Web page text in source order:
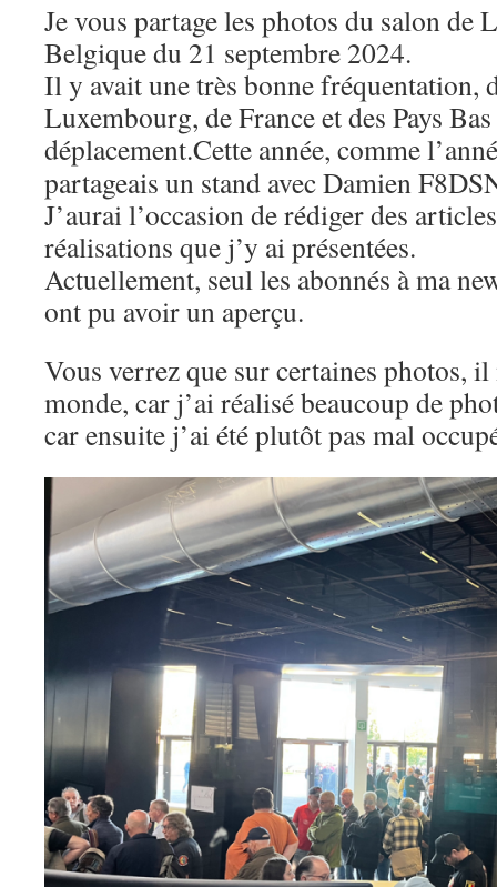
Je vous partage les photos du salon de
Belgique du 21 septembre 2024.
Il y avait une très bonne fréquentation,
Luxembourg, de France et des Pays
déplacement.Cette année, comme
partageais un stand avec Damien
J’aurai l’occasion de rédiger des
réalisations que j’y ai présentées.
Actuellement, seul les abonnés à ma
ont pu avoir un aperçu.
Vous verrez que sur certaines photos, il
monde, car j’ai réalisé beaucoup de
car ensuite j’ai été plutôt pas mal